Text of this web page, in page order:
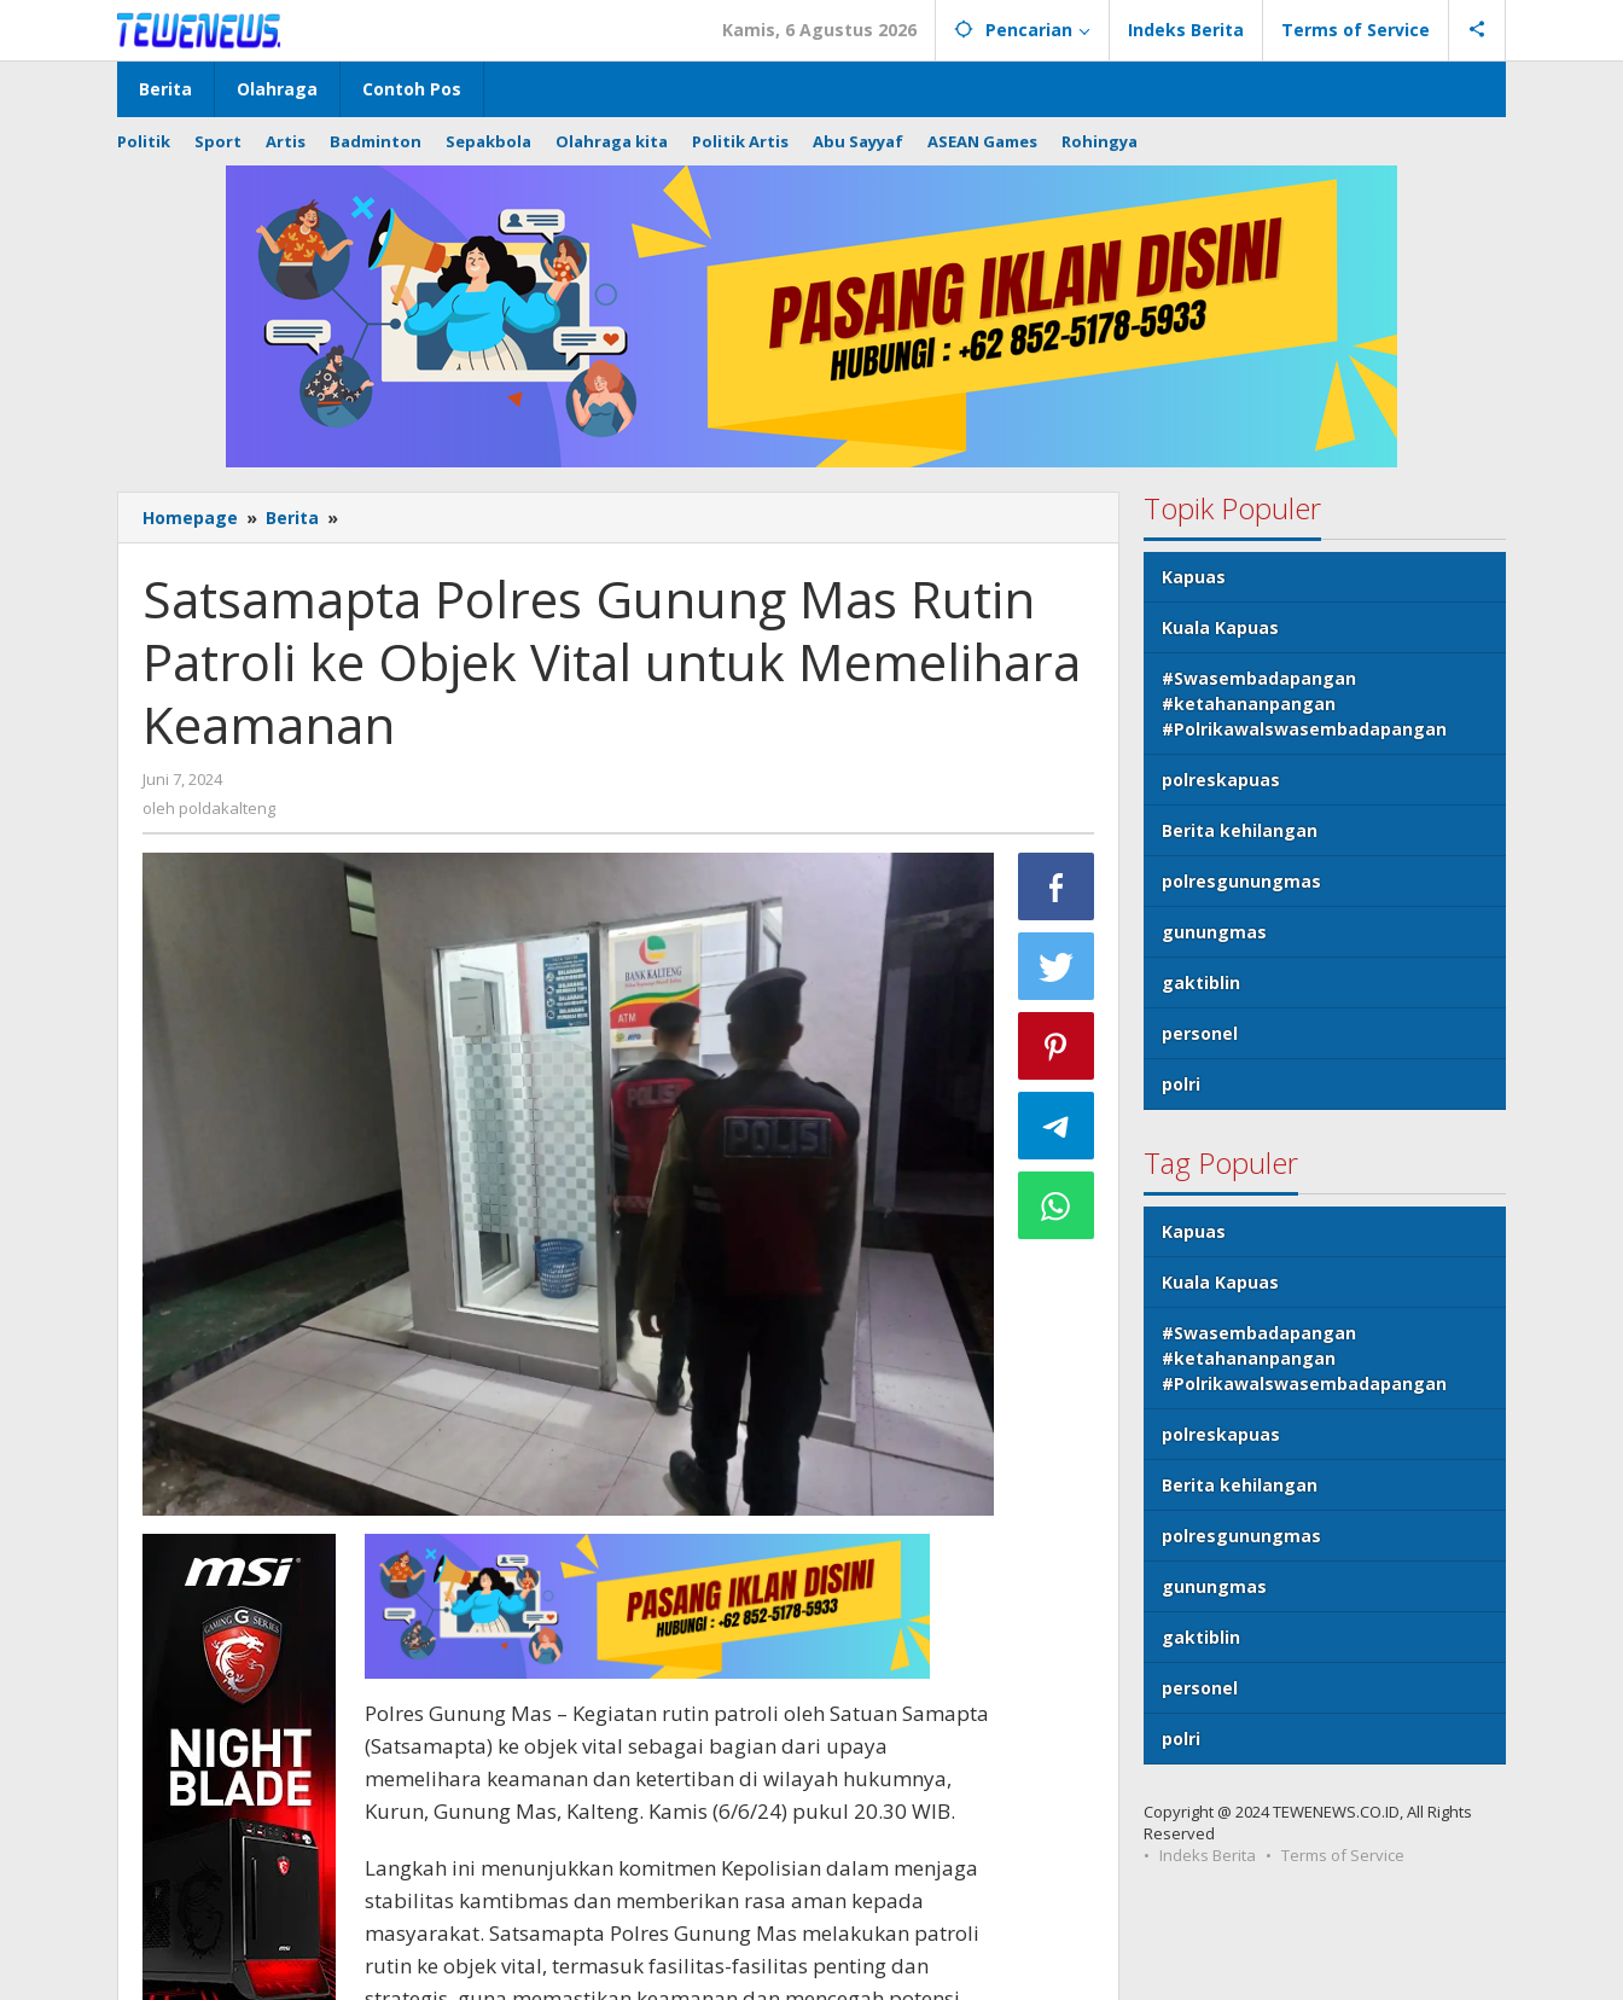
konten
Kamis, 6 Agustus 2026 Pencarian Indeks Berita Terms of Service
Berita Olahraga Contoh Pos
Politik Sport Artis Badminton Sepakbola Olahraga kita Politik Artis Abu Sayyaf ASEAN Games Rohingya
Homepage » Berita »
Polres
Mas
Rutin
Patroli
ke
Vital
untuk
Satsamapta Polres Gunung Mas Rutin
Patroli ke Objek Vital untuk Memelihara
Keamanan
Juni 7, 2024
poldakalteng
oleh poldakalteng
Polres Gunung Mas – Kegiatan rutin patroli oleh Satuan Samapta
(Satsamapta) ke objek vital sebagai bagian dari upaya
memelihara keamanan dan ketertiban di wilayah hukumnya,
Kurun, Gunung Mas, Kalteng. ​Kamis (6/6/24) pukul 20.30 WIB.
Langkah ini menunjukkan komitmen Kepolisian dalam menjaga
stabilitas kamtibmas dan memberikan rasa aman kepada
masyarakat. Satsamapta Polres Gunung Mas melakukan patroli
rutin ke objek vital, termasuk fasilitas-fasilitas penting dan
Topik Populer
Kapuas
Kuala Kapuas
#Swasembadapangan
#ketahananpangan
#Polrikawalswasembadapangan
polreskapuas
Berita kehilangan
polresgunungmas
gunungmas
gaktiblin
personel
polri
Tag Populer
Kapuas
Kuala Kapuas
#Swasembadapangan
#ketahananpangan
#Polrikawalswasembadapangan
polreskapuas
Berita kehilangan
polresgunungmas
gunungmas
gaktiblin
personel
polri
Copyright @ 2024 TEWENEWS.CO.ID, All Rights
Reserved
Indeks Berita
Terms of Service